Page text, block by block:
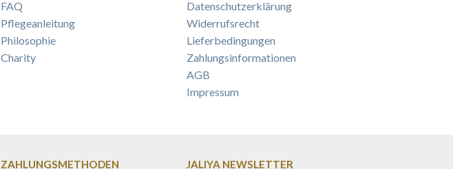
FAQ
Pflegeanleitung
Philosophie
Charity
Datenschutzerklärung
Widerrufsrecht
Lieferbedingungen
Zahlungsinformationen
AGB
Impressum
ZAHLUNGSMETHODEN JALIYA NEWSLETTER